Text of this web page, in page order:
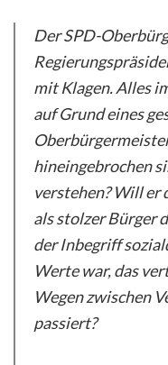
Der SPD-
mit Klagen. Alles
auf Grund eines
hineingebrochen
verstehen? Will er
als stolzer Bürger
der Inbegriff
Werte war, das
Wegen zwischen
passiert?